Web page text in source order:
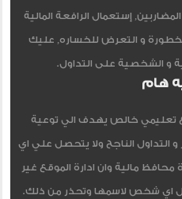
إستعمال الرافعة المالية
و التعرض للخساره, عليك
و الشخصية على التداول.
هام
تعليمي خالص يهدف الي توعية
و التداول الناجح ولا يتحصل علي اي
محافظ مالية وان ادارة الموقع غير
اي شخص لاسمها وتحذر من ذلك.